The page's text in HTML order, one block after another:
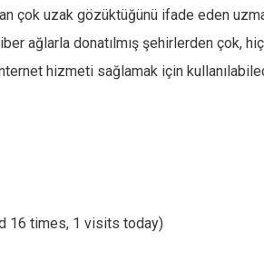
çok uzak gözüktüğünü ifade eden
ağlarla donatılmış şehirlerden çok,
hizmeti sağlamak için
16 times, 1 visits today)